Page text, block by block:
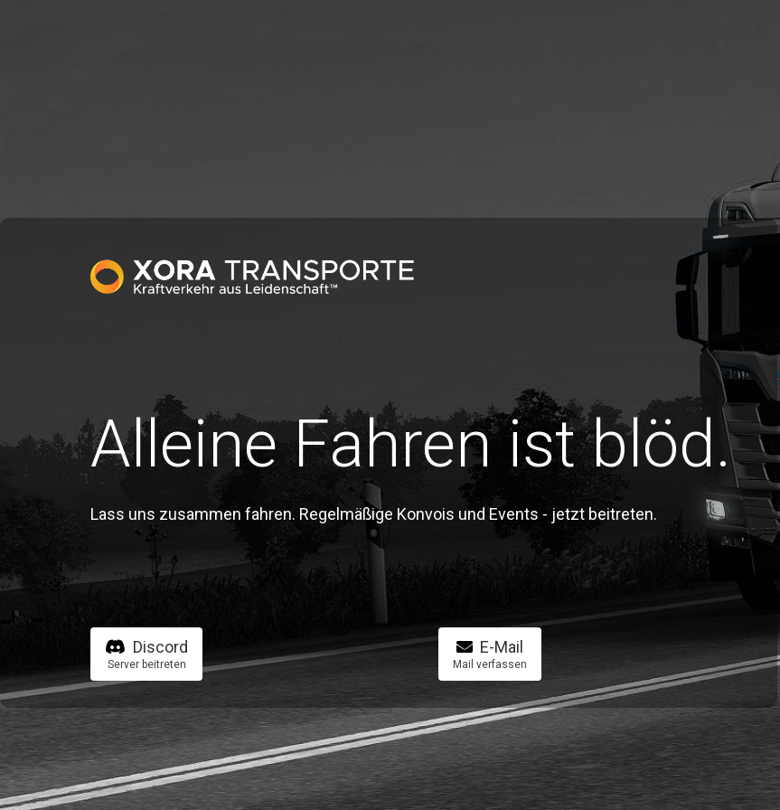
Alleine Fahren ist blöd.
Lass uns zusammen fahren. Regelmäßige Konvois und Events - jetzt beitreten.
Discord
Server beitreten
E-Mail
Mail verfassen